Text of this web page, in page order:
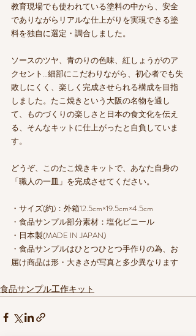
教育現場でも使われている塗料の中から、安全
でありながらリアルな仕上がりを実現できる塗
料を独自に選定・調合しました。
ソースのツヤ、青のりの色味、紅しょうがのア
クセント…細部にこだわりながら、初心者でも失
敗しにくく、楽しく完成させられる構成を目指
しました。たこ焼きという大阪の名物を通し
て、ものづくりの楽しさと日本の食文化を伝え
る、そんなキットに仕上がったと自負していま
す。
どうぞ、このたこ焼きキットで、あなた自身の
「職人の一皿」を完成させてください。
・サイズ(約)：外箱12.5cm×19.5cm×4.5cm
・食品サンプル部分素材：塩化ビニール
・日本製(MADE IN JAPAN)
・食品サンプルはひとつひとつ手作りの為、お
届け商品は形・大きさが写真と多少異なります
食品サンプル工作キット